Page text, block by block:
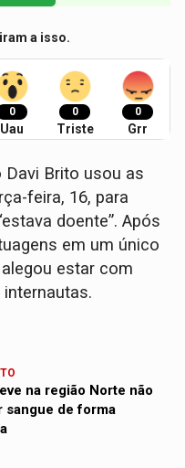
a isso.
0
Uau
0
Triste
0
Grr
Brito usou as
feira, 16, para
doente”. Após
em um único
estar com
na região Norte não
sangue de forma